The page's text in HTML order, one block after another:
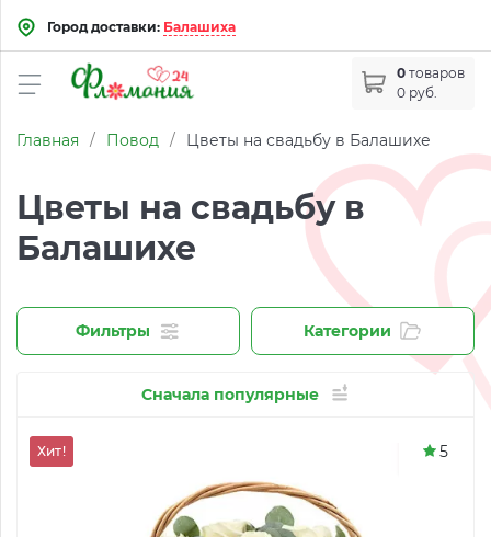
Город доставки: Балашиха
0 товаров
0 руб.
Главная / Повод / Цветы на свадьбу в Балашихе
Цветы на свадьбу в
Балашихе
Фильтры Категории
Сначала популярные
Хит! 5